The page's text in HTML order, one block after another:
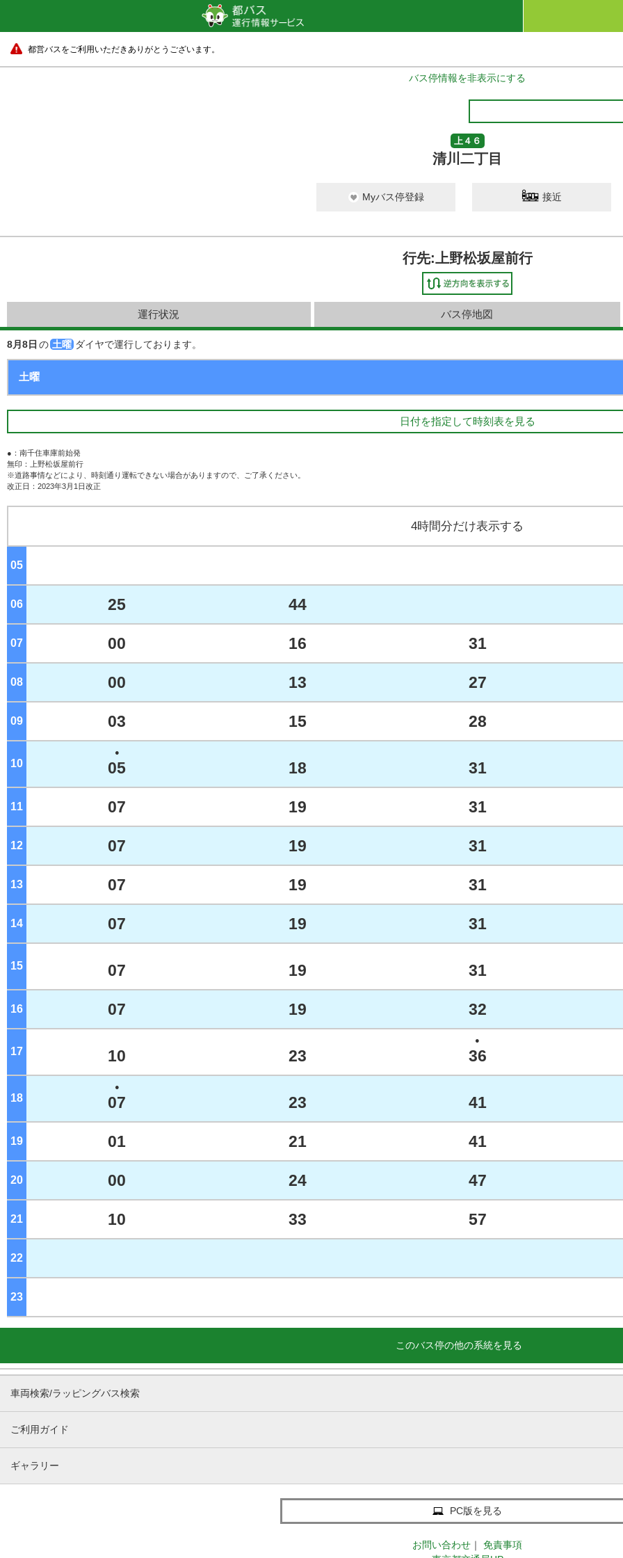
都営バスをご利用いただきありがとうございます。
バス停情報を非表示にする
上４６
清川二丁目
Myバス停登録 接近
行先:上野松坂屋前行
運行状況 バス停地図
8月8日 の 土曜 ダイヤで運行しております。
日付を指定して時刻表を見る
●：南千住車庫前始発
無印：上野松坂屋前行
※道路事情などにより、時刻通り運転できない場合がありますので、ご了承ください。
改正日：2023年3月1日改正
4時間分だけ表示する
05
06 25 44
07 00 16 31
08 00 13 27
09 03 15 28
10
●
05 18 31
11 07 19 31
12 07 19 31
13 07 19 31
14 07 19 31
15 07 19 31
16 07 19 32
17 10 23
●
36
18
●
07 23 41
19 01 21 41
20 00 24 47
21 10 33 57
22
23
このバス停の他の系統を見る
車両検索/ラッピングバス検索
ご利用ガイド
ギャラリー
PC版を見る
お問い合わせ ｜
免責事項